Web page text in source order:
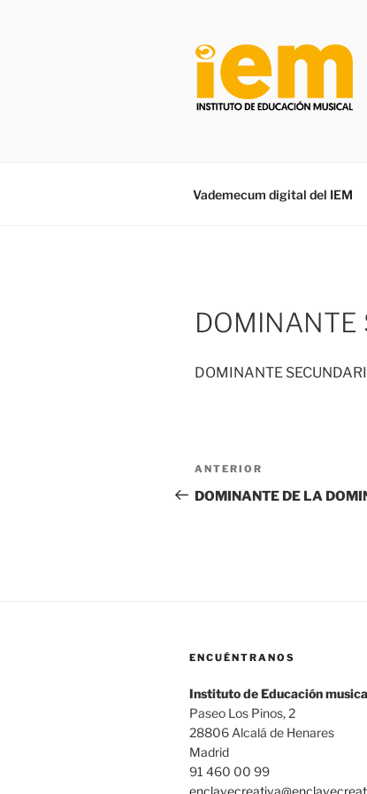
Vademecum digital del IEM
DOMINANTE
DOMINANTE
Navegación
de
Entrada
anterior:
ANTERIOR
DOMINANTE DE LA
ENCUÉNTRANOS
Instituto de Educación
Paseo Los Pinos, 2
28806 Alcalá de Henares
Madrid
91 460 00 99